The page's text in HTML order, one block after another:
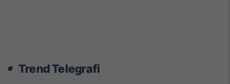
Trend Telegrafi